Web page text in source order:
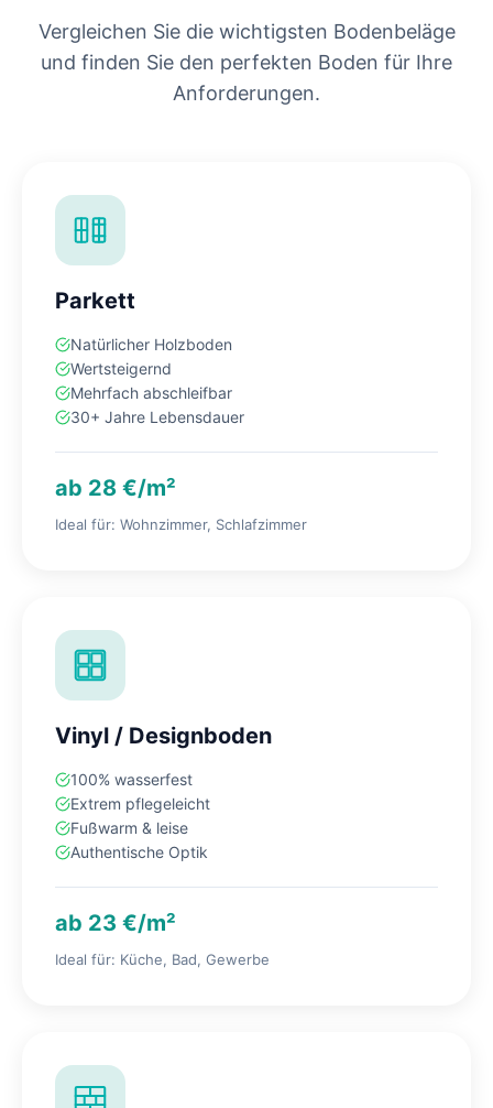
Vergleichen Sie die wichtigsten Bodenbeläge
und finden Sie den perfekten Boden für Ihre
Anforderungen.
Parkett
Natürlicher Holzboden
Wertsteigernd
Mehrfach abschleifbar
30+ Jahre Lebensdauer
ab 28 €/m²
Ideal für: Wohnzimmer, Schlafzimmer
Vinyl / Designboden
100% wasserfest
Extrem pflegeleicht
Fußwarm & leise
Authentische Optik
ab 23 €/m²
Ideal für: Küche, Bad, Gewerbe